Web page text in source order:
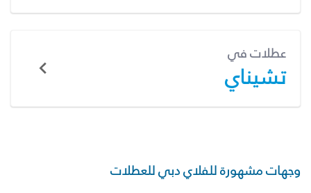
عطلات في
تشيناي
وجهات مشهورة للفلاي دبي للعطلات